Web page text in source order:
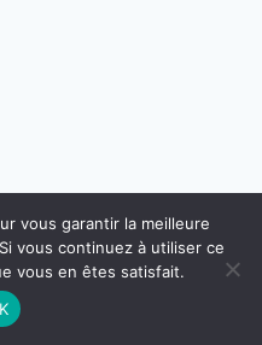
vous garantir la meilleure
vous continuez à utiliser ce
vous en êtes satisfait.